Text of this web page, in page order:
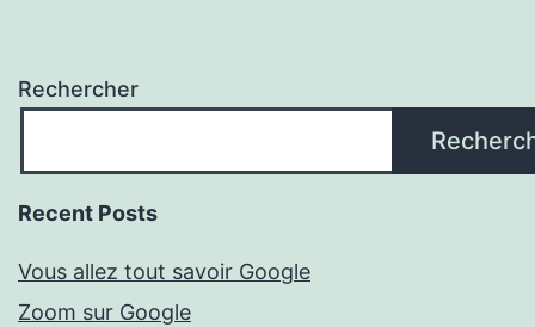
Rechercher
Recent Posts
Vous allez tout savoir Google
Zoom sur Google